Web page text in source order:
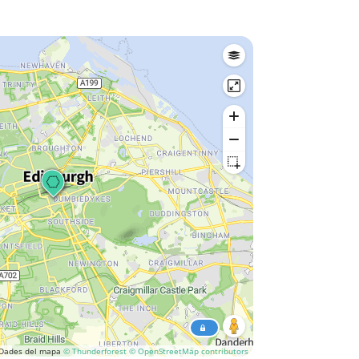
del mapa © Thunderforest © OpenStreetMap contributors